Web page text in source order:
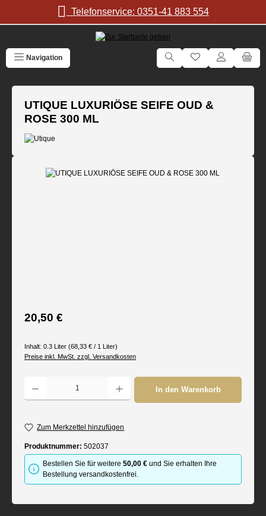
Zum Hauptinhalt springenTelefonservice: 0351-41 883 554
Navigation
UTIQUE LUXURIÖSE SEIFE OUD &
ROSE 300 ML
Bildergalerie überspringen
Regulärer Preis:
20,50 €
Inhalt: 0.3 Liter (68,33 € / 1 Liter)
Preise inkl. MwSt. zzgl. Versandkosten
Produkt Anzahl: Gib den gewünschten Wert ein oder benutze die Schaltflächen um
In den Warenkorb
Zum Merkzettel hinzufügen
Produktnummer: 502037
Bestellen Sie für weitere50,00 € und Sie erhalten Ihre
Bestellung versandkostenfrei.